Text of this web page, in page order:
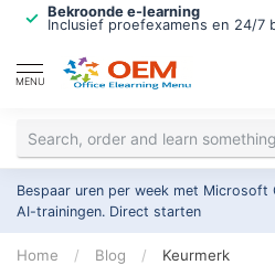
Bekroonde e-learning
Inclusief proefexamens en 24/7
MENU
Bespaar uren per week met Microsoft
AI-trainingen. Direct starten
Home / Blog / Keurmerk